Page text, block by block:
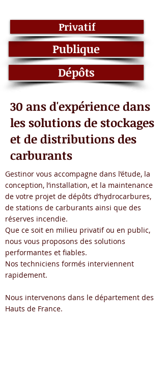
Publique
Privatif
30 ans d'expérience dans
les solutions de stockages
et de distributions des
carburants
Gestinor vous accompagne dans l’étude, la
conception, l’installation, et la maintenance
de votre projet de dépôts d’hydrocarbures,
de stations de carburants ainsi que des
réserves incendie.
Que ce soit en milieu privatif ou en public,
nous vous proposons des solutions
performantes et fiables.
Nos techniciens formés interviennent
rapidement.
Nous intervenons dans le département des
Hauts de France.
Dépôts